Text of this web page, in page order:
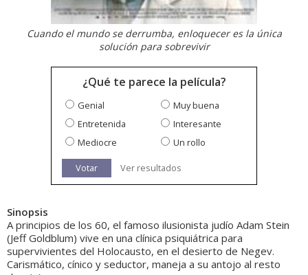
Cuando el mundo se derrumba, enloquecer es la única
solución para sobrevivir
¿Qué te parece la película?
Genial
Muy buena
Entretenida
Interesante
Mediocre
Un rollo
Votar Ver resultados
Sinopsis
A principios de los 60, el famoso ilusionista judío Adam Stein
(Jeff Goldblum) vive en una clínica psiquiátrica para
supervivientes del Holocausto, en el desierto de Negev.
Carismático, cínico y seductor, maneja a su antojo al resto